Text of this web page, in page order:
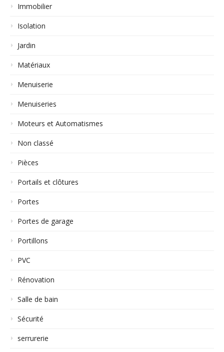
Immobilier
Isolation
Jardin
Matériaux
Menuiserie
Menuiseries
Moteurs et Automatismes
Non classé
Pièces
Portails et clôtures
Portes
Portes de garage
Portillons
PVC
Rénovation
Salle de bain
Sécurité
serrurerie